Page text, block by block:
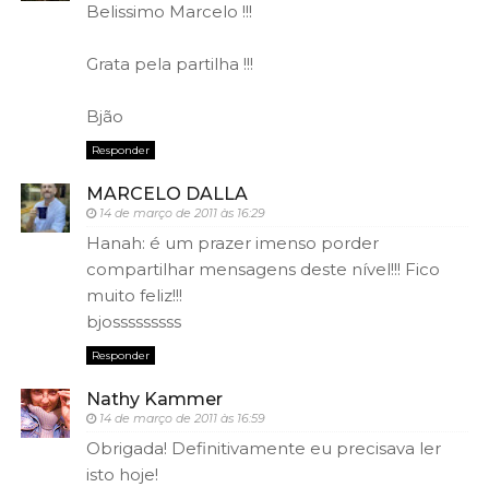
Belissimo Marcelo !!!
Grata pela partilha !!!
Bjão
Responder
MARCELO DALLA
14 de março de 2011 às 16:29
Hanah: é um prazer imenso porder
compartilhar mensagens deste nível!!! Fico
muito feliz!!!
bjosssssssss
Responder
Nathy Kammer
14 de março de 2011 às 16:59
Obrigada! Definitivamente eu precisava ler
isto hoje!